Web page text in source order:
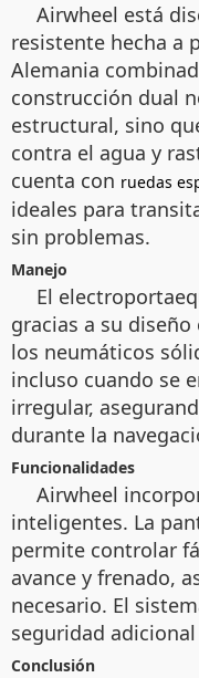
Airwheel está
resistente hecha a
Alemania
construcción dual
estructural, sino
contra el agua y
cuenta con ruedas
ideales para
sin problemas.
Manejo
El
gracias a su
los neumáticos
incluso cuando se
irregular,
durante la
Funcionalidades
Airwheel
inteligentes. La
permite controlar
avance y frenado,
necesario. El
seguridad
Conclusión